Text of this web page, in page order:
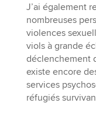
J’ai également
nombreuses
violences
viols à grande
déclenchement
existe encore
services
réfugiés